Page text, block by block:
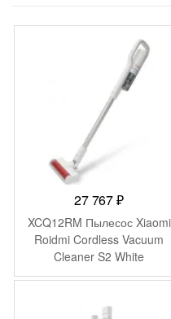
27 767₽
XCQ12RM Пылесос Xiaomi
Roidmi Cordless Vacuum
Cleaner S2 White